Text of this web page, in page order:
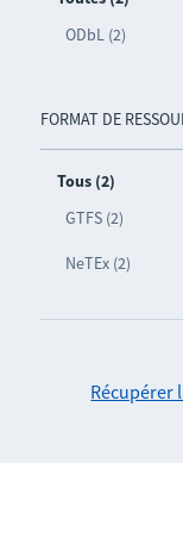
ODbL (2)
FORMAT DE
Tous (2)
GTFS (2)
NeTEx (2)
Récupérer